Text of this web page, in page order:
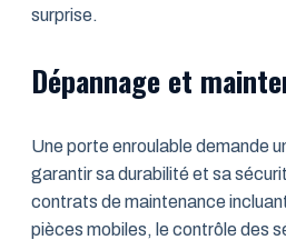
surprise.
Dépannage et
Une porte enroulable demande
garantir sa durabilité et sa
contrats de maintenance
pièces mobiles, le contrôle des